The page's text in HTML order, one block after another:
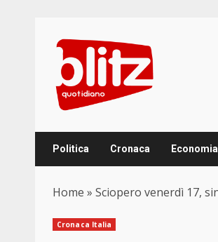
content
Politica Cronaca Economia
Home » Sciopero venerdì 17,
Cronaca Italia